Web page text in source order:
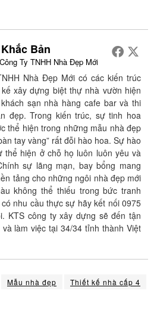
Bản
Công Ty TNHH Nhà Đẹp Mới
Nhà Đẹp Mới có các kiến trúc
xây dựng biệt thự nhà vườn hiện
sạn nhà hàng cafe bar và thi
đẹp. Trong kiến trúc, sự tinh hoa
thể hiện trong những mẫu nhà đẹp
tay vàng” rất đỗi hào hoa. Sự hào
thể hiện ở chỗ họ luôn luôn yêu và
sự lãng mạn, bay bổng mang
tảng cho những ngôi nhà đẹp mới
không thể thiếu trong bức tranh
nhu cầu thực sự hãy kết nối 0975
KTS công ty xây dựng sẽ đến tận
làm việc tại 34/34 tỉnh thành Việt
Mẫu nhà đẹp
Thiết kế nhà cấp 4